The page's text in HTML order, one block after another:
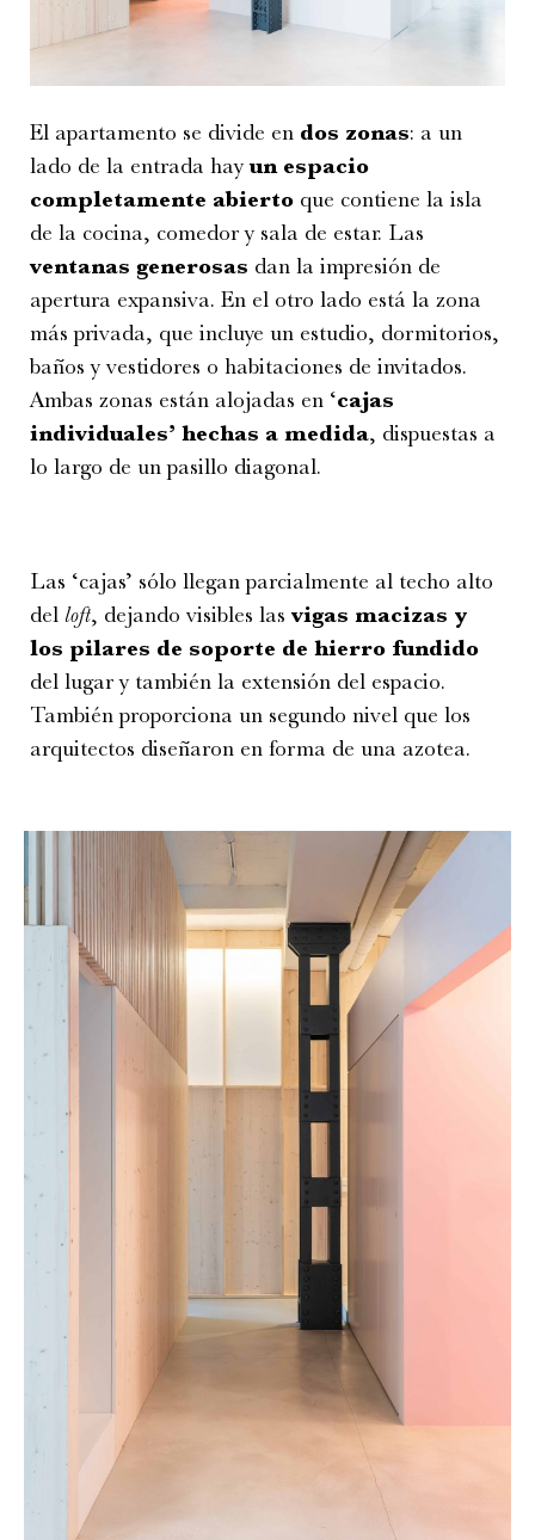
El apartamento se divide en dos zonas: a un
lado de la entrada hayun espacio
completamente abierto que contiene la isla
de la cocina, comedor y sala de estar. Las
ventanas generosas dan la impresión de
apertura expansiva. En el otro lado está la zona
más privada, que incluye un estudio, dormitorios,
baños y vestidores o habitaciones de invitados.
Ambas zonas están alojadas en ‘cajas
individuales’ hechas a medida, dispuestas a
lo largo de un pasillo diagonal.
Las ‘cajas’ sólo llegan parcialmente al techo alto
del loft, dejando visibles lasvigas macizas y
los pilares de soporte de hierro fundido
del lugar y también la extensión del espacio.
También proporciona un segundo nivel que los
arquitectos diseñaron en forma de una azotea.